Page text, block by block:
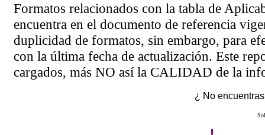
Formatos relacionados con la tabla de
encuentra en el documento de referencia
duplicidad de formatos, sin embargo, para
con la última fecha de actualización. Este
cargados, más NO así la CALIDAD de la
¿ No